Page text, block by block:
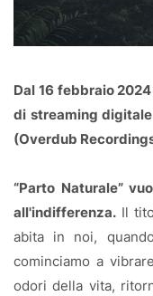
Dal 16 febbraio
di streaming
(Overdub
“Parto Naturale”
all'indifferenza. Il
abita in noi,
cominciamo a
odori della vita,